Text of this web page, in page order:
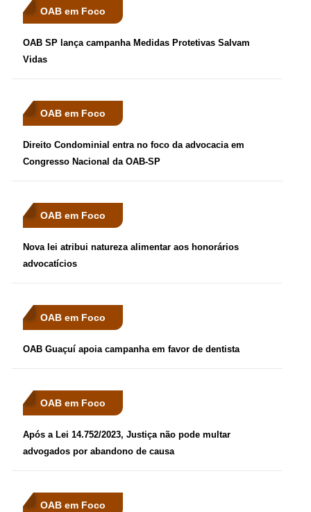
OAB em Foco
OAB SP lança campanha Medidas Protetivas Salvam
Vidas
OAB em Foco
Direito Condominial entra no foco da advocacia em
Congresso Nacional da OAB-SP
OAB em Foco
Nova lei atribui natureza alimentar aos honorários
advocatícios
OAB em Foco
OAB Guaçuí apoia campanha em favor de dentista
OAB em Foco
Após a Lei 14.752/2023, Justiça não pode multar
advogados por abandono de causa
OAB em Foco